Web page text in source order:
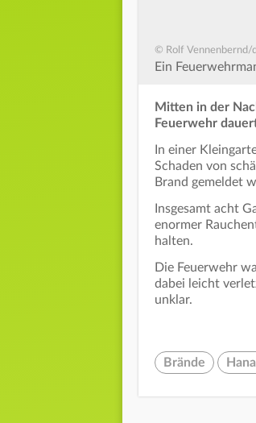
© Rolf Vennenbernd/
Ein
Mitten in der
Feuerwehr
In einer
Schaden von
Brand gemeldet
Insgesamt acht
enormer
halten.
Die Feuerwehr
dabei leicht
unklar.
Brände